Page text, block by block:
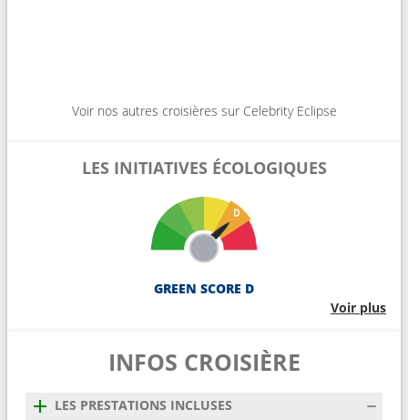
Voir nos autres croisières sur Celebrity Eclipse
LES INITIATIVES ÉCOLOGIQUES
GREEN SCORE D
Voir plus
INFOS CROISIÈRE
LES PRESTATIONS INCLUSES